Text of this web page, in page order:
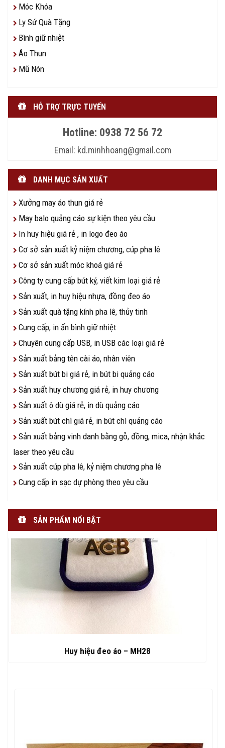
Móc Khóa
Ly Sứ Quà Tặng
Bình giữ nhiệt
Áo Thun
Mũ Nón
HỖ TRỢ TRỰC TUYẾN
Hotline: 0938 72 56 72
Email: kd.minhhoang@gmail.com
DANH MỤC SẢN XUẤT
Xưởng may áo thun giá rẻ
May balo quảng cáo sự kiện theo yêu cầu
In huy hiệu giá rẻ , in logo đeo áo
Cơ sở sản xuất kỷ niệm chương, cúp pha lê
Cơ sở sản xuất móc khoá giá rẻ
Công ty cung cấp bút ký, viết kim loại giá rẻ
Sản xuất, in huy hiệu nhựa, đồng đeo áo
Sản xuất quà tặng kính pha lê, thủy tinh
Cung cấp, in ấn bình giữ nhiệt
Chuyên cung cấp USB, in USB các loại giá rẻ
Sản xuất bảng tên cài áo, nhân viên
Sản xuất bút bi giá rẻ, in bút bi quảng cáo
Sản xuất huy chương giá rẻ, in huy chương
Sản xuất ô dù giá rẻ, in dù quảng cáo
Sản xuất bút chì giá rẻ, in bút chì quảng cáo
Sản xuất bảng vinh danh bằng gỗ, đồng, mica, nhận khắc
laser theo yêu cầu
Sản xuất cúp pha lê, kỷ niệm chương pha lê
Cung cấp in sạc dự phòng theo yêu cầu
SẢN PHẨM NỔI BẬT